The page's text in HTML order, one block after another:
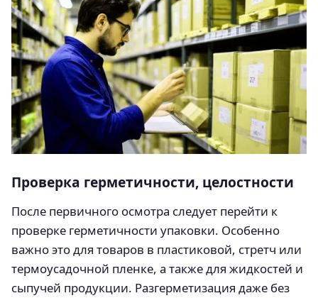
Проверка герметичности, целостности
После первичного осмотра следует перейти к
проверке герметичности упаковки. Особенно
важно это для товаров в пластиковой, стретч или
термоусадочной пленке, а также для жидкостей и
сыпучей продукции. Разгерметизация даже без